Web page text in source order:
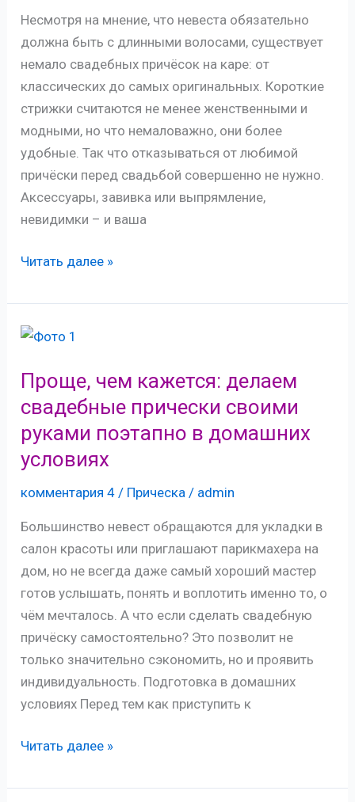
Несмотря на мнение, что невеста обязательно
должна быть с длинными волосами, существует
немало свадебных причёсок на каре: от
классических до самых оригинальных. Короткие
стрижки считаются не менее женственными и
модными, но что немаловажно, они более
удобные. Так что отказываться от любимой
причёски перед свадьбой совершенно не нужно.
Аксессуары, завивка или выпрямление,
невидимки – и ваша
Игривая
выбираем
свадебные
на
каре
–
фото
и
стилистов
Читать далее »
Проще, чем кажется: делаем
свадебные прически своими
руками поэтапно в домашних
условиях
комментария 4 / Прическа / admin
Большинство невест обращаются для укладки в
салон красоты или приглашают парикмахера на
дом, но не всегда даже самый хороший мастер
готов услышать, понять и воплотить именно то, о
чём мечталось. А что если сделать свадебную
причёску самостоятельно? Это позволит не
только значительно сэкономить, но и проявить
индивидуальность. Подготовка в домашних
условиях Перед тем как приступить к
Проще,
кажется:
Читать далее »